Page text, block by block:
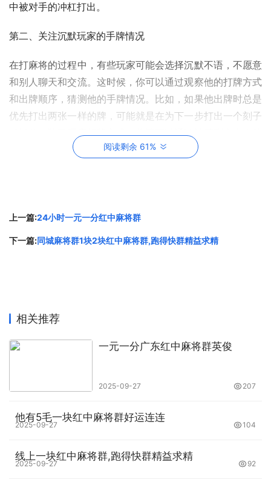
中被对手的冲杠打出。
第二、关注沉默玩家的手牌情况
在打麻将的过程中，有些玩家可能会选择沉默不语，不愿意
和别人聊天和交流。这时候，你可以通过观察他的打牌方式
和出牌顺序，猜测他的手牌情况。比如，如果他出牌时总是
优先打出两张一样的牌，可能就是在为下一步打出一个刻子
做铺垫。除了观察打牌方式，你还可以通过计算剩余未出的
牌数来猜测对手的手牌情况。
不同。暗杠适用于手中已有三张相同的牌，这时可以选择暗
杠，算法会比明杠更高，不会让其他玩家知道你的手牌情
第四、主动出牌稳住局面
漏，就可能扭转整个局面。因此，在打牌的时候，需要时刻
住局面，比如选择一张比较平稳的牌打出，避免打出一张打
通，互相协调和配合，达成共同的目标。
阅读剩余 61%
上一篇:24小时一元一分红中麻将群
下一篇:同城麻将群1块2块红中麻将群,跑得快群精益求精
相关推荐
一元一分广东红中麻将群英俊
2025-09-27 207
他有5毛一块红中麻将群好运连连
2025-09-27 104
线上一块红中麻将群,跑得快群精益求精
2025-09-27 92